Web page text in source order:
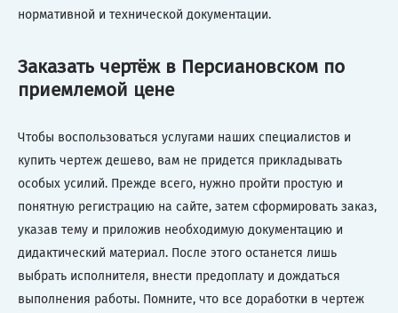
нормативной и технической документации.
Заказать чертёж в Персиановском по
приемлемой цене
Чтобы воспользоваться услугами наших специалистов и
купить чертеж дешево, вам не придется прикладывать
особых усилий. Прежде всего, нужно пройти простую и
понятную регистрацию на сайте, затем сформировать заказ,
указав тему и приложив необходимую документацию и
дидактический материал. После этого останется лишь
выбрать исполнителя, внести предоплату и дождаться
выполнения работы. Помните, что все доработки в чертеж